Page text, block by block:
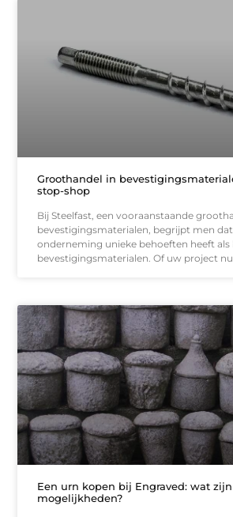
Groothandel in
stop-shop
Bij Steelfast, een vooraanstaande
bevestigingsmaterialen, begrijpt men
onderneming unieke behoeften heeft als
bevestigingsmaterialen. Of uw project nu
Een urn kopen bij Engraved: wat
mogelijkheden?